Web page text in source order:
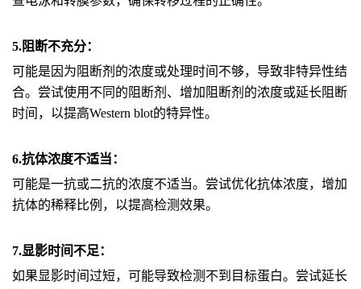
5.阻断不充分：
可能是因为阻断剂的浓度或处理时间不够，导致非特异性结
合。尝试使用不同的阻断剂、增加阻断剂的浓度或延长阻断
时间，以提高Western blot的特异性。
6.抗体浓度不适当：
可能是一抗或二抗的浓度不适当。尝试优化抗体浓度，增加
抗体的稀释比例，以提高检测效果。
7.显影时间不足：
如果显影时间过短，可能导致检测不到目标蛋白。尝试延长